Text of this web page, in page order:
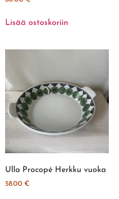
Lisää ostoskoriin
Ulla Procopé Herkku vuoka
58.00 €